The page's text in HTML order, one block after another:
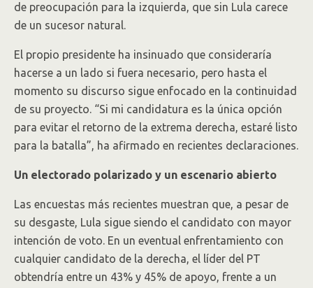
de preocupación para la izquierda, que sin Lula carece
de un sucesor natural.
El propio presidente ha insinuado que consideraría
hacerse a un lado si fuera necesario, pero hasta el
momento su discurso sigue enfocado en la continuidad
de su proyecto. “Si mi candidatura es la única opción
para evitar el retorno de la extrema derecha, estaré listo
para la batalla”, ha afirmado en recientes declaraciones.
Un electorado polarizado y un escenario abierto
Las encuestas más recientes muestran que, a pesar de
su desgaste, Lula sigue siendo el candidato con mayor
intención de voto. En un eventual enfrentamiento con
cualquier candidato de la derecha, el líder del PT
obtendría entre un 43% y 45% de apoyo, frente a un